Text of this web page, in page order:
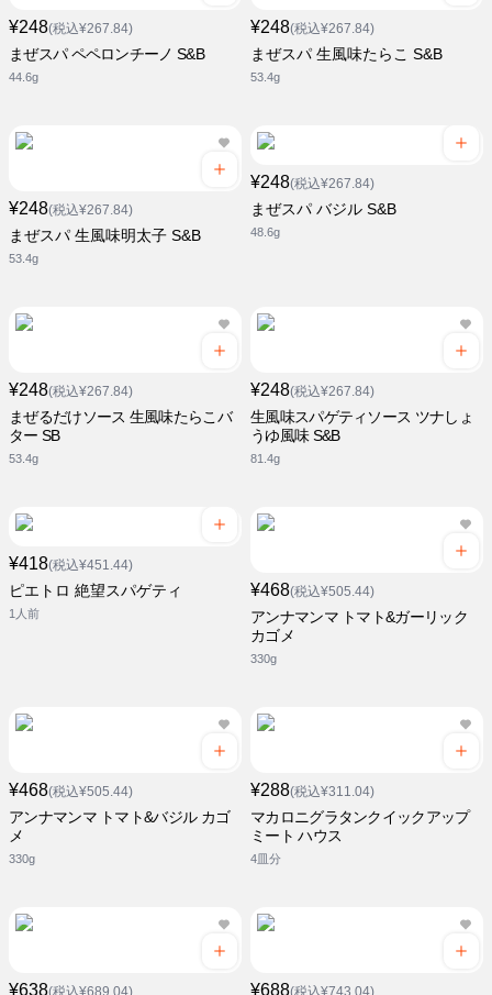
¥248(税込¥267.84)
まぜスパ ペペロンチーノ S&B
44.6g
¥248(税込¥267.84)
まぜスパ 生風味たらこ S&B
53.4g
¥248(税込¥267.84)
まぜスパ 生風味明太子 S&B
53.4g
¥248(税込¥267.84)
まぜスパ バジル S&B
48.6g
¥248(税込¥267.84)
まぜるだけソース 生風味たらこバ
ター SB
53.4g
¥248(税込¥267.84)
生風味スパゲティソース ツナしょ
うゆ風味 S&B
81.4g
¥418(税込¥451.44)
ピエトロ 絶望スパゲティ
1人前
¥468(税込¥505.44)
アンナマンマ トマト&ガーリック
カゴメ
330g
¥468(税込¥505.44)
アンナマンマ トマト&バジル カゴ
メ
330g
¥288(税込¥311.04)
マカロニグラタンクイックアップ
ミート ハウス
4皿分
¥638(税込¥689.04) ¥688(税込¥743.04)